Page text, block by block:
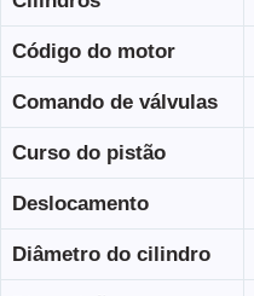
Código do motor
Comando de válvulas
Curso do pistão
Deslocamento
Diâmetro do cilindro